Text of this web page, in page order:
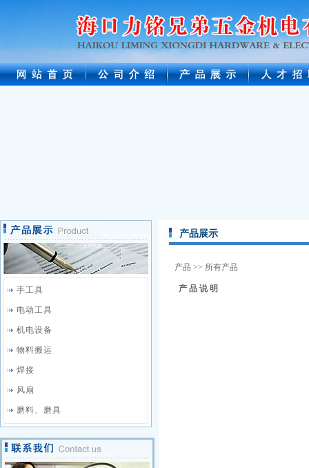
手工具
电动工具
机电设备
物料搬运
焊接
风扇
磨料、磨具
产品展示
产品 >> 所有产品
产 品 说 明